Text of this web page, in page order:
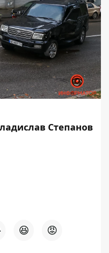
Степанов
😆 😡